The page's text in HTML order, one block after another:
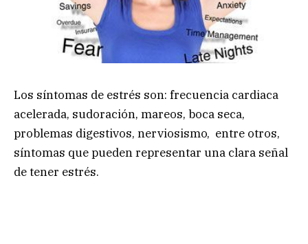
Los síntomas de estrés son: frecuencia cardiaca
acelerada, sudoración, mareos, boca seca,
problemas digestivos, nerviosismo, entre otros,
síntomas que pueden representar una clara señal
de tener estrés.